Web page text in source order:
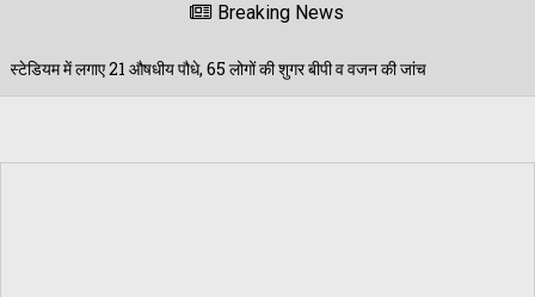
Breaking News
लोगों की शुगर बीपी व वजन की जांच 09/08/2026